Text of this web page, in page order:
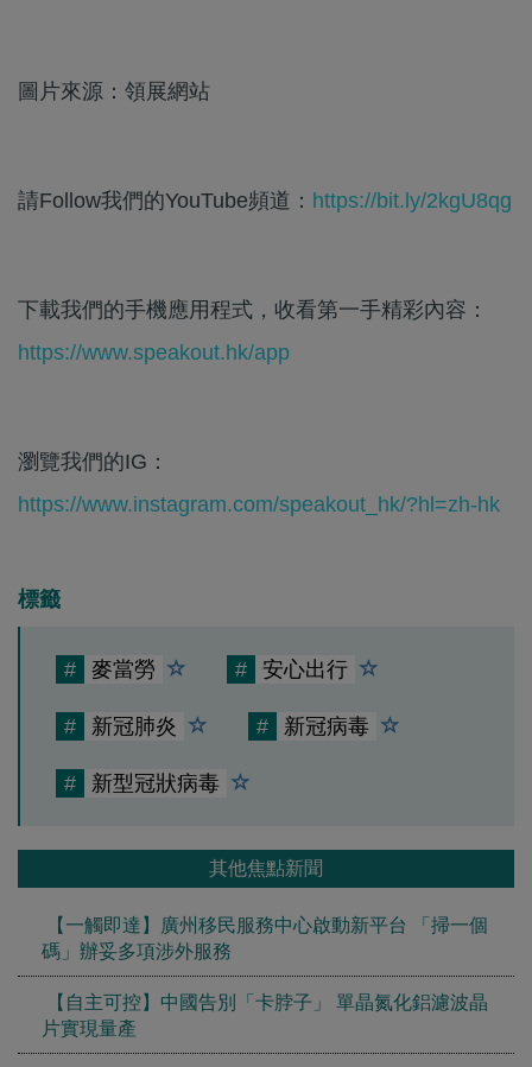
圖片來源：領展網站
請Follow我們的YouTube頻道： https://bit.ly/2kgU8qg
下載我們的手機應用程式，收看第一手精彩內容：
https://www.speakout.hk/app
瀏覽我們的IG：
https://www.instagram.com/speakout_hk/?hl=zh-hk
標籤
# 麥當勞 # 安心出行
# 新冠肺炎 # 新冠病毒
# 新型冠狀病毒
其他焦點新聞
【一觸即達】廣州移民服務中心啟動新平台 「掃一個
碼」辦妥多項涉外服務
【自主可控】中國告別「卡脖子」 單晶氮化鋁濾波晶
片實現量產